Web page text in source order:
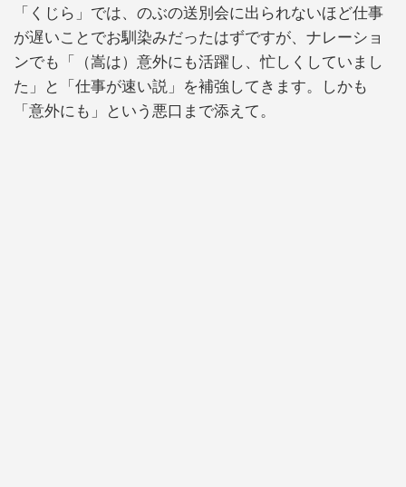
「くじら」では、のぶの送別会に出られないほど仕事
が遅いことでお馴染みだったはずですが、ナレーショ
ンでも「（嵩は）意外にも活躍し、忙しくしていまし
た」と「仕事が速い説」を補強してきます。しかも
「意外にも」という悪口まで添えて。